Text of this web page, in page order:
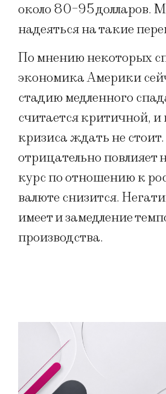
около 80-95 долларов.
надеяться на такие
По мнению некоторых
экономика Америки
стадию медленного
считается критичной, и
кризиса ждать не
отрицательно повлияет
курс по отношению к
валюте снизится.
имеет и замедление
производства.